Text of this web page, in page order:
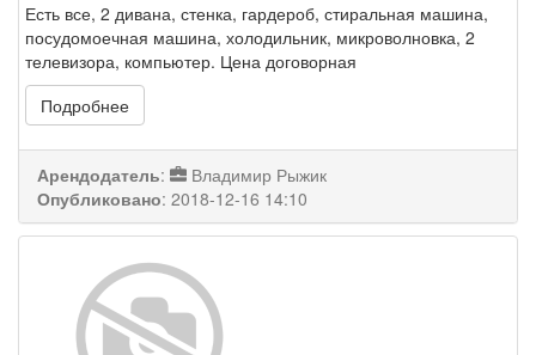
Есть все, 2 дивана, стенка, гардероб, стиральная машина,
посудомоечная машина, холодильник, микроволновка, 2
телевизора, компьютер. Цена договорная
Подробнее
Арендодатель:
Владимир Рыжик
Опубликовано: 2018-12-16 14:10